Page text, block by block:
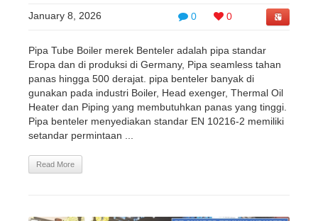
0 0
January 8, 2026
Pipa Tube Boiler merek Benteler adalah pipa standar
Eropa dan di produksi di Germany, Pipa seamless tahan
panas hingga 500 derajat. pipa benteler banyak di
gunakan pada industri Boiler, Head exenger, Thermal Oil
Heater dan Piping yang membutuhkan panas yang tinggi.
Pipa benteler menyediakan standar EN 10216-2 memiliki
setandar permintaan ...
Read More